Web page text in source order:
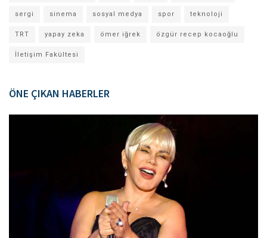
sergi sinema sosyal medya spor teknoloji
TRT yapay zeka ömer iğrek özgür recep kocaoğlu
İletişim Fakültesi
ÖNE ÇIKAN HABERLER